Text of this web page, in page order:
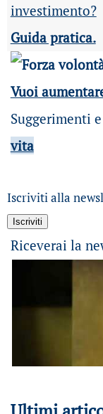
investimento?
Guida pratica.
Vuoi
Suggerimenti
vita
Iscriviti alla
Riceverai la